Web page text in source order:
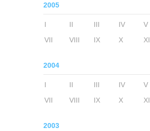
2005
I II III IV V
VII
VIII IX X XI
2004
I II III IV V
VII
VIII IX X XI
2003